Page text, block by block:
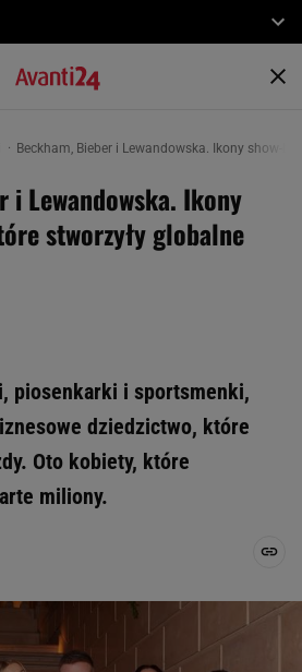
Beckham, Bieber i Lewandowska. Ikony show-
i Lewandowska. Ikony
stworzyły globalne
piosenkarki i sportsmenki,
dziedzictwo, które
Oto kobiety, które
miliony.